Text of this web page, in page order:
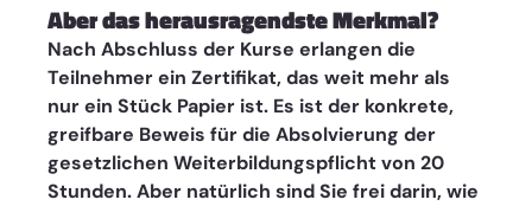
Aber das herausragendste Merkmal?
Nach Abschluss der Kurse erlangen die
Teilnehmer ein Zertifikat, das weit mehr als
nur ein Stück Papier ist. Es ist der konkrete,
greifbare Beweis für die Absolvierung der
gesetzlichen Weiterbildungspflicht von 20
Stunden. Aber natürlich sind Sie frei darin, wie